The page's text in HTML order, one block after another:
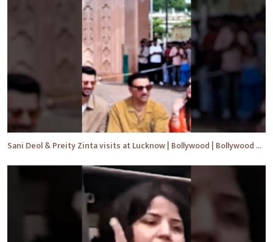
Sani Deol & Preity Zinta visits at Lucknow | Bollywood | Bollywood News | #bollywood #shorts #yt